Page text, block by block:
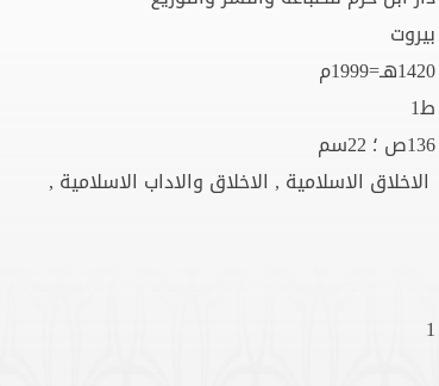
بيروت
1420هـ=1999م
ط1
136ص ؛ 22سم
الاخلاق الاسلامية , الاخلاق والاداب الاسلامية ,
1